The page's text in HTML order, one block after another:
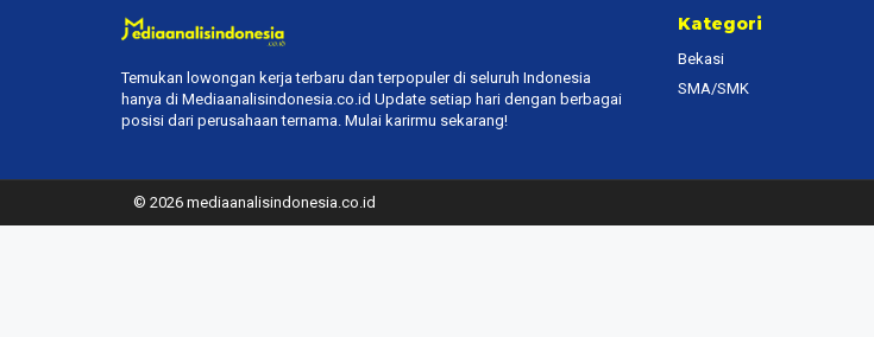
Temukan lowongan kerja terbaru dan terpopuler di seluruh Indonesia
hanya di Mediaanalisindonesia.co.id Update setiap hari dengan berbagai
posisi dari perusahaan ternama. Mulai karirmu sekarang!
Kategori
Bekasi
SMA/SMK
© 2026 mediaanalisindonesia.co.id